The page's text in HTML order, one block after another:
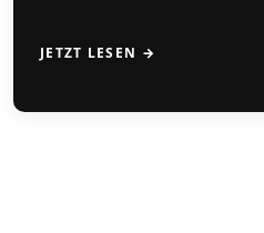
JETZT LESEN →